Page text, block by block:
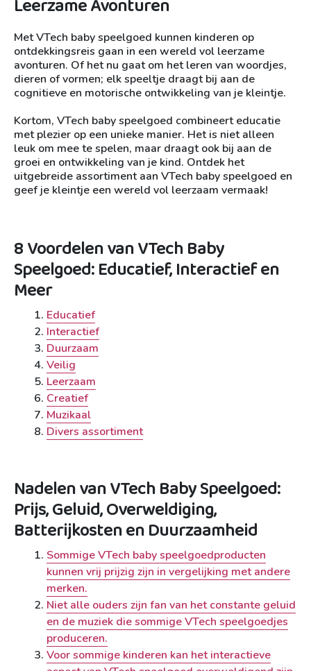
Leerzame Avonturen
Met VTech baby speelgoed kunnen kinderen op
ontdekkingsreis gaan in een wereld vol leerzame
avonturen. Of het nu gaat om het leren van woordjes,
dieren of vormen; elk speeltje draagt bij aan de
cognitieve en motorische ontwikkeling van je kleintje.
Kortom, VTech baby speelgoed combineert educatie
met plezier op een unieke manier. Het is niet alleen
leuk om mee te spelen, maar draagt ook bij aan de
groei en ontwikkeling van je kind. Ontdek het
uitgebreide assortiment aan VTech baby speelgoed en
geef je kleintje een wereld vol leerzaam vermaak!
8 Voordelen van VTech Baby
Speelgoed: Educatief, Interactief en
Meer
Educatief
Interactief
Duurzaam
Veilig
Leerzaam
Creatief
Muzikaal
Divers assortiment
Nadelen van VTech Baby Speelgoed:
Prijs, Geluid, Overweldiging,
Batterijkosten en Duurzaamheid
Sommige VTech baby speelgoedproducten
kunnen vrij prijzig zijn in vergelijking met andere
merken.
Niet alle ouders zijn fan van het constante geluid
en de muziek die sommige VTech speelgoedjes
produceren.
Voor sommige kinderen kan het interactieve